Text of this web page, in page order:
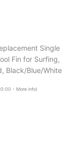
Single
Fin for Surfing,
Black/Blue/White
- More info)